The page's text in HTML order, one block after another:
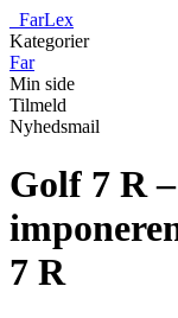
FarLex
Kategorier
Far
Min side
Tilmeld
Nyhedsmail
Golf 7 R
7 R